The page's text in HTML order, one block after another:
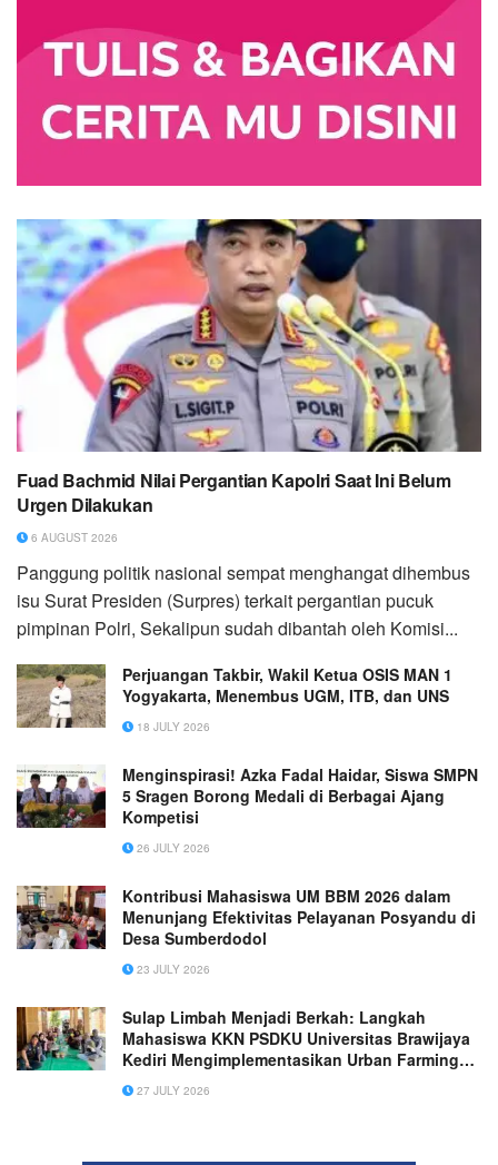
Fuad Bachmid Nilai Pergantian Kapolri Saat Ini Belum
Urgen Dilakukan
6 AUGUST 2026
Panggung politik nasional sempat menghangat dihembus
isu Surat Presiden (Surpres) terkait pergantian pucuk
pimpinan Polri, Sekalipun sudah dibantah oleh Komisi...
Perjuangan Takbir, Wakil Ketua OSIS MAN 1
Yogyakarta, Menembus UGM, ITB, dan UNS
18 JULY 2026
Menginspirasi! Azka Fadal Haidar, Siswa SMPN
5 Sragen Borong Medali di Berbagai Ajang
Kompetisi
26 JULY 2026
Kontribusi Mahasiswa UM BBM 2026 dalam
Menunjang Efektivitas Pelayanan Posyandu di
Desa Sumberdodol
23 JULY 2026
Sulap Limbah Menjadi Berkah: Langkah
Mahasiswa KKN PSDKU Universitas Brawijaya
Kediri Mengimplementasikan Urban Farming
Berbasis Circular Economy melalui Program
Budidaya Ikan dalam Ember dan Probiotik di
27 JULY 2026